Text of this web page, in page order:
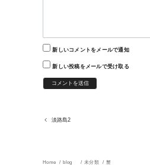
新しいコメントをメールで通知
新しい投稿をメールで受け取る
淡路島2
Home blog 未分類 蟹